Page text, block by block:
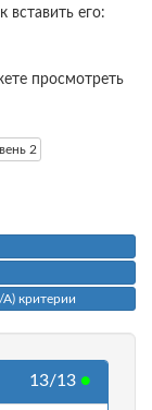
вставить его:
просмотреть
2
критерии
13/13 ●